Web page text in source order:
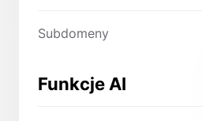
Subdomeny
Funkcje AI